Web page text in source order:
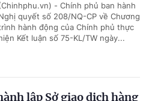
- Chính phủ ban hành
quyết số 208/NQ-CP về Chương
hành động của Chính phủ thực
Kết luận số 75-KL/TW ngày...
lập Sở giao dịch hàng